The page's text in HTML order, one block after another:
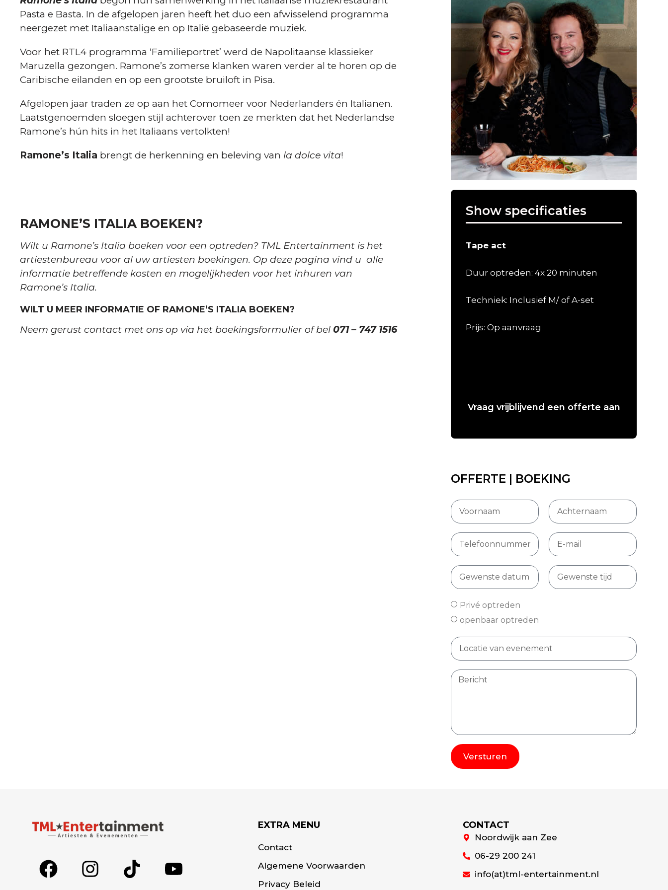
Pasta e Basta. In de afgelopen jaren heeft het duo een afwisselend programma
neergezet met Italiaanstalige en op Italië gebaseerde muziek.
Voor het RTL4 programma ‘Familieportret’ werd de Napolitaanse klassieker
Maruzella gezongen. Ramone’s zomerse klanken waren verder al te horen op de
Caribische eilanden en op een grootste bruiloft in Pisa.
Afgelopen jaar traden ze op aan het Comomeer voor Nederlanders én Italianen.
Laatstgenoemden sloegen stijl achterover toen ze merkten dat het Nederlandse
Ramone’s hún hits in het Italiaans vertolkten!
Ramone’s Italia brengt de herkenning en beleving van la dolce vita!
RAMONE’S ITALIA BOEKEN?
Wilt u Ramone’s Italia boeken voor een optreden? TML Entertainment is het
artiestenbureau voor al uw artiesten boekingen. Op deze pagina vind u alle
informatie betreffende kosten en mogelijkheden voor het inhuren van
Ramone’s Italia.
WILT U MEER INFORMATIE OF RAMONE’S ITALIA BOEKEN?
Neem gerust contact met ons op via het boekingsformulier of bel 071 – 747 1516
Show specificaties
Tape act
Duur optreden: 4x 20 minuten
Techniek: Inclusief M/ of A-set
Prijs: Op aanvraag
Vraag vrijblijvend een offerte aan
OFFERTE | BOEKING
Privé optreden
openbaar optreden
Versturen
EXTRA MENU
Contact
Algemene Voorwaarden
Privacy Beleid
CONTACT
Noordwijk aan Zee
06-29 200 241
info(at)tml-entertainment.nl